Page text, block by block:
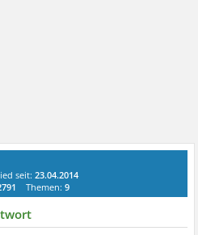
seit:23.04.2014
Themen:9